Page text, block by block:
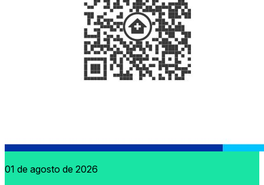
01 de agosto de 2026